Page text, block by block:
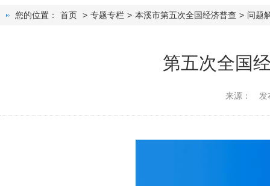
您的位置： 首页 > 专题专栏 > 本溪市第五次全国经济普查 > 问题
第五次全国
来源： 发